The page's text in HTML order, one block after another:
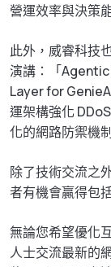
營運效率與決策
此外，威睿科技
演講：「
Layer for
運架構強化
化的網路防禦機
除了技術交流之
者有機會贏得包
無論您希望優化
人士交流最新的